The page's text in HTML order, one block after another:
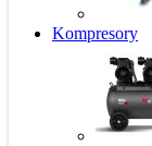
Kompresory